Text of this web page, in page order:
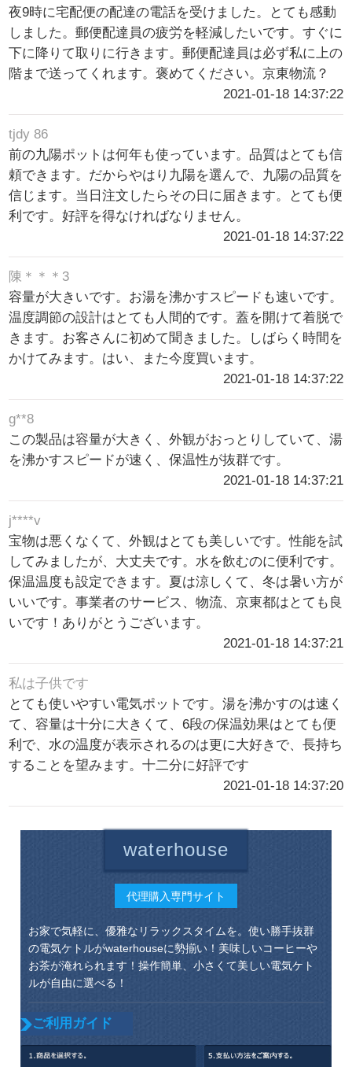
夜9時に宅配便の配達の電話を受けました。とても感動
しました。郵便配達員の疲労を軽減したいです。すぐに
下に降りて取りに行きます。郵便配達員は必ず私に上の
階まで送ってくれます。褒めてください。京東物流？
2021-01-18 14:37:22
tjdy 86
前の九陽ポットは何年も使っています。品質はとても信
頼できます。だからやはり九陽を選んで、九陽の品質を
信じます。当日注文したらその日に届きます。とても便
利です。好評を得なければなりません。
2021-01-18 14:37:22
陳＊＊＊3
容量が大きいです。お湯を沸かすスピードも速いです。
温度調節の設計はとても人間的です。蓋を開けて着脱で
きます。お客さんに初めて聞きました。しばらく時間を
かけてみます。はい、また今度買います。
2021-01-18 14:37:22
g**8
この製品は容量が大きく、外観がおっとりしていて、湯
を沸かすスピードが速く、保温性が抜群です。
2021-01-18 14:37:21
j****v
宝物は悪くなくて、外観はとても美しいです。性能を試
してみましたが、大丈夫です。水を飲むのに便利です。
保温温度も設定できます。夏は涼しくて、冬は暑い方が
いいです。事業者のサービス、物流、京東都はとても良
いです！ありがとうございます。
2021-01-18 14:37:21
私は子供です
とても使いやすい電気ポットです。湯を沸かすのは速く
て、容量は十分に大きくて、6段の保温効果はとても便
利で、水の温度が表示されるのは更に大好きで、長持ち
することを望みます。十二分に好評です
2021-01-18 14:37:20
waterhouse
代理購入専門サイト
お家で気軽に、優雅なリラックスタイムを。使い勝手抜群
の電気ケトルがwaterhouseに勢揃い！美味しいコーヒーや
お茶が淹れられます！操作簡単、小さくて美しい電気ケト
ルが自由に選べる！
ご利用ガイド